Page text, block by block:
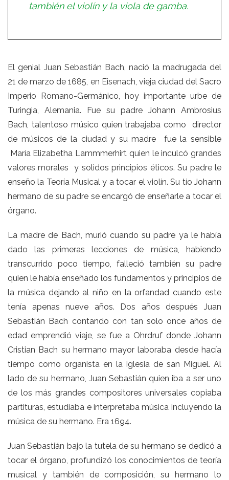
también el violín y la viola de gamba.
El genial Juan Sebastián Bach, nació la madrugada del
21 de marzo de 1685, en Eisenach, vieja ciudad del Sacro
Imperio Romano-Germánico, hoy importante urbe de
Turingia, Alemania. Fue su padre Johann Ambrosius
Bach, talentoso músico quien trabajaba como director
de músicos de la ciudad y su madre fue la sensible
María Elizabetha Lammmerhirt quien le inculcó grandes
valores morales y solidos principios éticos. Su padre le
enseño la Teoría Musical y a tocar el violín. Su tío Johann
hermano de su padre se encargó de enseñarle a tocar el
órgano.
La madre de Bach, murió cuando su padre ya le había
dado las primeras lecciones de música, habiendo
transcurrido poco tiempo, falleció también su padre
quien le había enseñado los fundamentos y principios de
la música dejando al niño en la orfandad cuando este
tenía apenas nueve años. Dos años después Juan
Sebastián Bach contando con tan solo once años de
edad emprendió viaje, se fue a Ohrdruf donde Johann
Cristian Bach su hermano mayor laboraba desde hacía
tiempo como organista en la iglesia de san Miguel. Al
lado de su hermano, Juan Sebastián quien iba a ser uno
de los más grandes compositores universales copiaba
partituras, estudiaba e interpretaba música incluyendo la
música de su hermano. Era 1694.
Juan Sebastián bajo la tutela de su hermano se dedicó a
tocar el órgano, profundizó los conocimientos de teoría
musical y también de composición, su hermano lo